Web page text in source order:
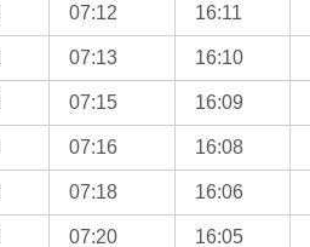
07:12 16:11
07:13 16:10
07:15 16:09
07:16 16:08
07:18 16:06
07:20 16:05